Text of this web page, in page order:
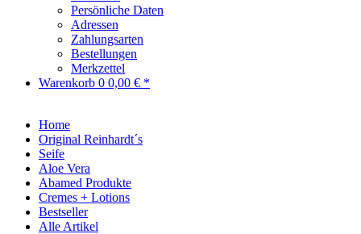
Persönliche Daten
Adressen
Zahlungsarten
Bestellungen
Merkzettel
Warenkorb 0 0,00 € *
Home
Original Reinhardt´s
Seife
Aloe Vera
Abamed Produkte
Cremes + Lotions
Bestseller
Alle Artikel